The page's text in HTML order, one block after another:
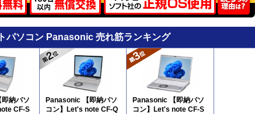
パソコン Panasonic 売れ筋ランキング
納パソ
CF-S
Panasonic 【即納パソ
コン】Let's note CF-Q
Panasonic 【即納パソ
コン】Let's note CF-S